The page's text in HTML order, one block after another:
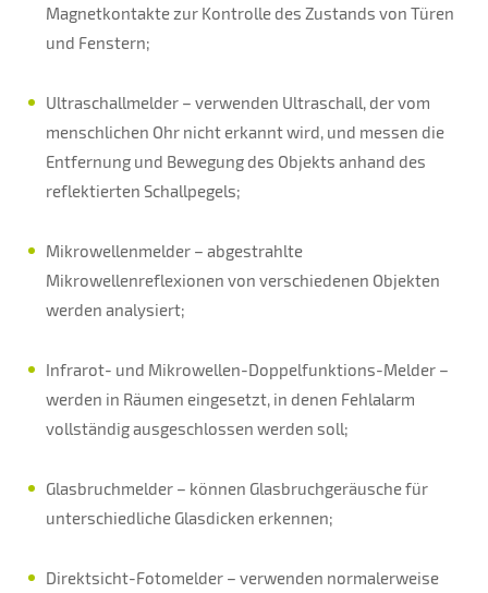
Magnetkontakte zur Kontrolle des Zustands von Türen
und Fenstern;
Ultraschallmelder – verwenden Ultraschall, der vom
menschlichen Ohr nicht erkannt wird, und messen die
Entfernung und Bewegung des Objekts anhand des
reflektierten Schallpegels;
Mikrowellenmelder – abgestrahlte
Mikrowellenreflexionen von verschiedenen Objekten
werden analysiert;
Infrarot- und Mikrowellen-Doppelfunktions-Melder –
werden in Räumen eingesetzt, in denen Fehlalarm
vollständig ausgeschlossen werden soll;
Glasbruchmelder – können Glasbruchgeräusche für
unterschiedliche Glasdicken erkennen;
Direktsicht-Fotomelder – verwenden normalerweise